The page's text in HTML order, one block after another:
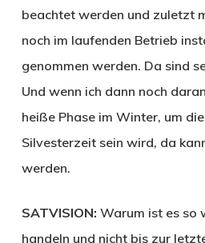
beachtet werden und zuletzt
noch im laufenden Betrieb
genommen werden. Da sind
Und wenn ich dann noch
heiße Phase im Winter, um
Silvesterzeit sein wird, da
werden.
SATVISION: Warum ist es so
handeln und nicht bis zur